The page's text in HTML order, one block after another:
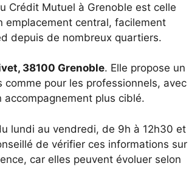
Crédit Mutuel à Grenoble est celle
emplacement central, facilement
depuis de nombreux quartiers.
38100 Grenoble. Elle propose un
pour les professionnels, avec
plus ciblé.
lundi au vendredi, de 9h à 12h30 et
de vérifier ces informations sur
car elles peuvent évoluer selon